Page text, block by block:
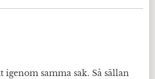
igenom samma sak. Så sällan